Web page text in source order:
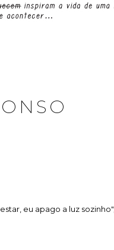
eu apago a luz sozinho",